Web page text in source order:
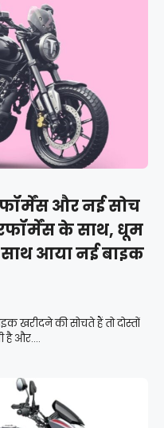
और नई सोच
के साथ, धूम
आया नई बाइक
खरीदने की सोचते हैं तो दोस्तों
है और....